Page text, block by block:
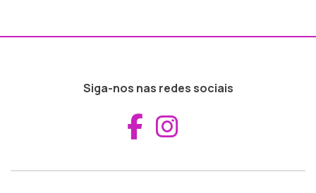
Siga-nos nas redes sociais
Aceder ao